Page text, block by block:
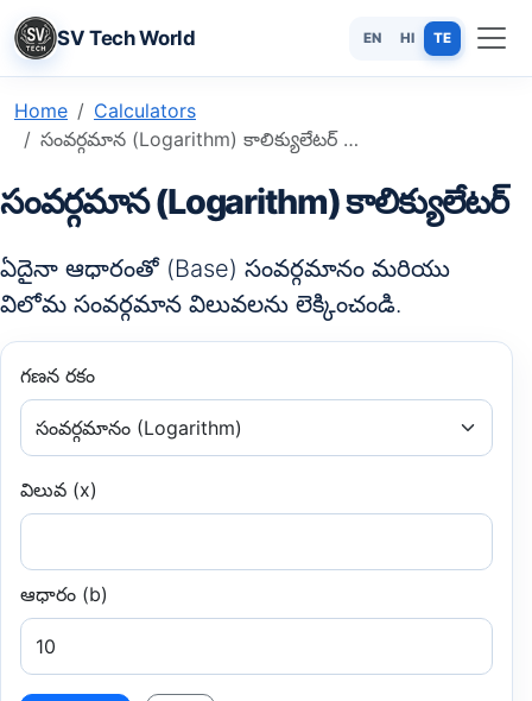
SV Tech World EN HI TE
Home
Calculators
సంవర్గమాన (Logarithm) కాలిక్యులేటర్ - ఆన్‌లైన్‌లో లెక్కించండి
సంవర్గమాన (Logarithm) కాలిక్యులేటర్
ఏదైనా ఆధారంతో (Base) సంవర్గమానం మరియు
విలోమ సంవర్గమాన విలువలను లెక్కించండి.
గణన రకం
విలువ (x)
ఆధారం (b)